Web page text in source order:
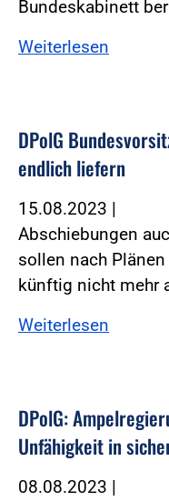
Bundeskabinett
Weiterlesen
DPolG
endlich liefern
15.08.2023 |
Abschiebungen
sollen nach
künftig nicht mehr
Weiterlesen
DPolG:
Unfähigkeit in
08.08.2023 |